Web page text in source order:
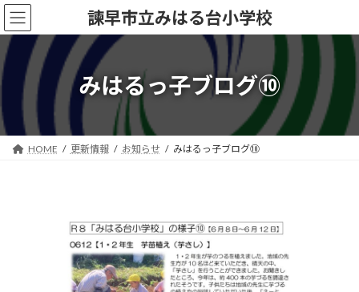
コ
ン
テ
ン
ツ
キ
ッ
ナ
ビ
ゲ
ー
シ
に
移
諫早市立みはる台小学校
みはるっ子ブログ⑩
HOME 更新情報 お知らせ みはるっ子ブログ⑩